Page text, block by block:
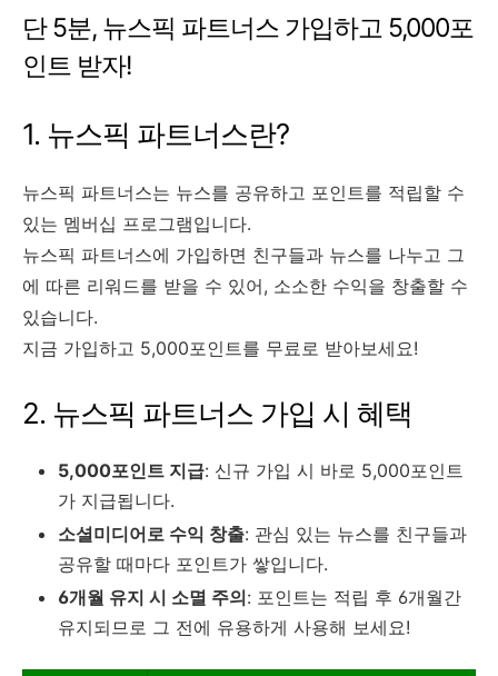
단 5분, 뉴스픽 파트너스 가입하고 5,000포
인트 받자!
1. 뉴스픽 파트너스란?
뉴스픽 파트너스는 뉴스를 공유하고 포인트를 적립할 수
있는 멤버십 프로그램입니다.
뉴스픽 파트너스에 가입하면 친구들과 뉴스를 나누고 그
에 따른 리워드를 받을 수 있어, 소소한 수익을 창출할 수
있습니다.
지금 가입하고 5,000포인트를 무료로 받아보세요!
2. 뉴스픽 파트너스 가입 시 혜택
5,000포인트 지급: 신규 가입 시 바로 5,000포인트
가 지급됩니다.
소셜미디어로 수익 창출: 관심 있는 뉴스를 친구들과
공유할 때마다 포인트가 쌓입니다.
6개월 유지 시 소멸 주의: 포인트는 적립 후 6개월간
유지되므로 그 전에 유용하게 사용해 보세요!